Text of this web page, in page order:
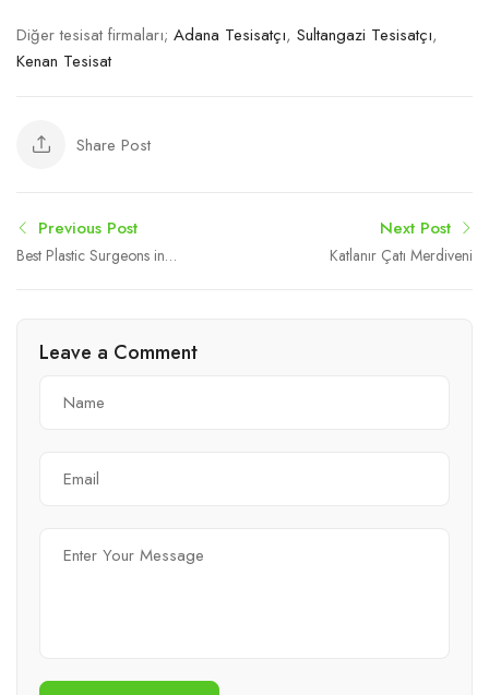
Diğer tesisat firmaları; Adana Tesisatçı, Sultangazi Tesisatçı,
Kenan Tesisat
Share Post
Previous Post
Best Plastic Surgeons in
Next Post
Katlanır Çatı Merdiveni
Leave a Comment